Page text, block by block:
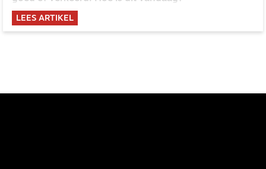
LEES ARTIKEL